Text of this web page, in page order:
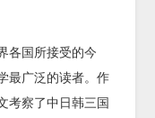
各国所接受的今
最广泛的读者。作
考察了中日韩三国